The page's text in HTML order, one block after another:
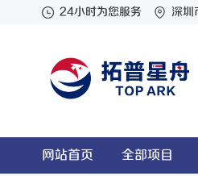
24小时为您服务 深圳
网站首页 全部项目